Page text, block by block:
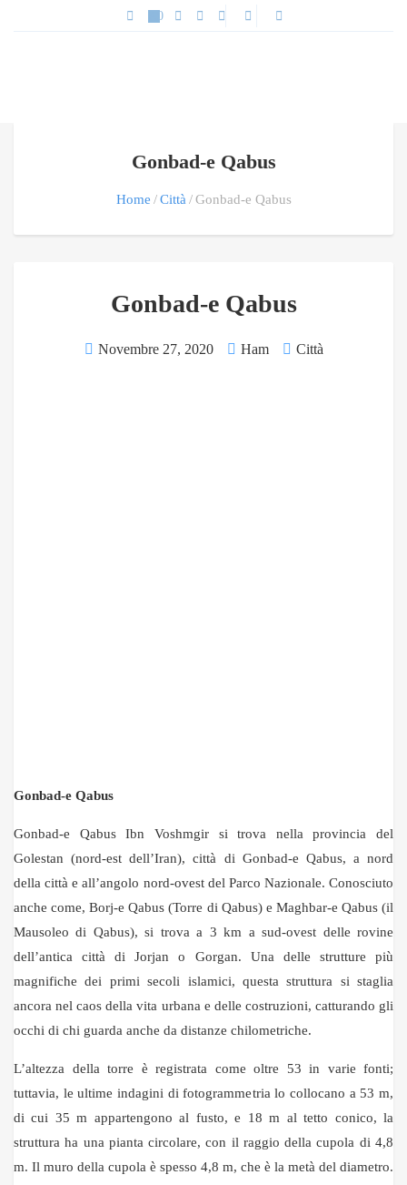
Gonbad-e Qabus
Home Città Gonbad-e Qabus
Gonbad-e Qabus
Novembre 27, 2020 Ham Città
Gonbad-e Qabus
Gonbad-e Qabus Ibn Voshmgir si trova nella provincia del
Golestan (nord-est dell’Iran), città di Gonbad-e Qabus, a nord
della città e all’angolo nord-ovest del Parco Nazionale. Conosciuto
anche come, Borj-e Qabus (Torre di Qabus) e Maghbar-e Qabus (il
Mausoleo di Qabus), si trova a 3 km a sud-ovest delle rovine
dell’antica città di Jorjan o Gorgan. Una delle strutture più
magnifiche dei primi secoli islamici, questa struttura si staglia
ancora nel caos della vita urbana e delle costruzioni, catturando gli
occhi di chi guarda anche da distanze chilometriche.
L’altezza della torre è registrata come oltre 53 in varie fonti;
tuttavia, le ultime indagini di fotogrammetria lo collocano a 53 m,
di cui 35 m appartengono al fusto, e 18 m al tetto conico, la
struttura ha una pianta circolare, con il raggio della cupola di 4,8
m. Il muro della cupola è spesso 4,8 m, che è la metà del diametro.